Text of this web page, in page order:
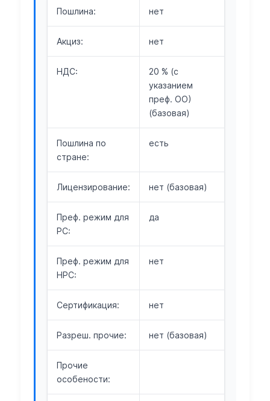
Пошлина: нет
Акциз: нет
НДС:
20 % (с
указанием
преф. ОО)
(базовая)
Пошлина по
стране:
есть
Лицензирование: нет (базовая)
Преф. режим для
РС:
да
Преф. режим для
НРС:
нет
Сертификация: нет
Разреш. прочие: нет (базовая)
Прочие
особености: